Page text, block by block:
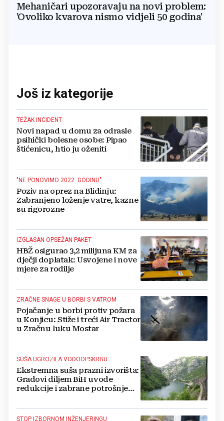
Mehaničari upozoravaju na novi problem:
'Ovoliko kvarova nismo vidjeli 50 godina'
Još iz kategorije
TEŽAK INCIDENT
Novi napad u domu za odrasle
psihički bolesne osobe: Pipao
štićenicu, htio ju oženiti
"NE PONOVIMO 2022. GODINU"
Poziv na oprez na Blidinju:
Zabranjeno loženje vatre, kazne
su rigorozne
IZGLASAN OPSEŽAN PAKET
HBŽ osigurao 3,2 milijuna KM za
dječji doplatak: Usvojene i nove
mjere za rodilje
ZRAČNE SNAGE U BORBI S VATROM
Pojačanje u borbi protiv požara
u Konjicu: Stiže i treći Air Tractor
u Zračnu luku Mostar
SUŠA UGROZILA VODOOPSKRBU
Ekstremna suša prazni izvorišta:
Gradovi diljem BiH uvode
redukcije i zabrane potrošnje
Hercegovini
STOP IZBORNOM INŽENJERINGU